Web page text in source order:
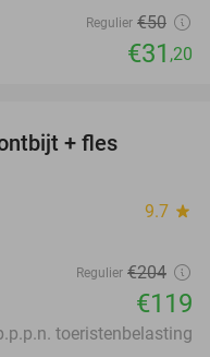
Regulier €50
€31 ,20
+ fles
9.7 star
Regulier €204
€119
toeristenbelasting